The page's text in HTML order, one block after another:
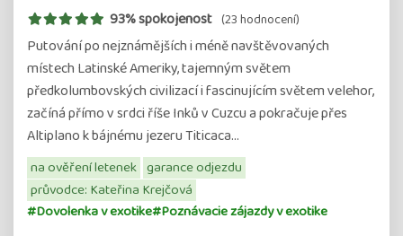
93% spokojenost (23 hodnocení)
Putování po nejznámějších i méně navštěvovaných
místech Latinské Ameriky, tajemným světem
předkolumbovských civilizací i fascinujícím světem velehor,
začíná přímo v srdci říše Inků v Cuzcu a pokračuje přes
Altiplano k bájnému jezeru Titicaca…
na ověření letenek garance odjezdu
průvodce: Kateřina Krejčová
#Dovolenka v exotike#Poznávacie zájazdy v exotike